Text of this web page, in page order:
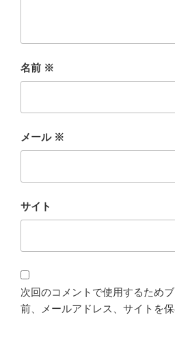
名前 ※
メール ※
サイト
次回のコメントで使用するため
前、メールアドレス、サイトを保